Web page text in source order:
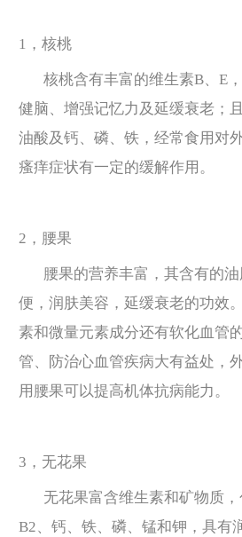
1，核桃
核桃含有丰富的维生素B、E
健脑、增强记忆力及延缓衰老；
油酸及钙、磷、铁，经常食用对
瘙痒症状有一定的缓解作用。
2，腰果
腰果的营养丰富，其含有的油
便，润肤美容，延缓衰老的功效
素和微量元素成分还有软化血管
管、防治心血管疾病大有益处，
用腰果可以提高机体抗病能力。
3，无花果
无花果富含维生素和矿物质，
B2、钙、铁、磷、锰和钾，具有